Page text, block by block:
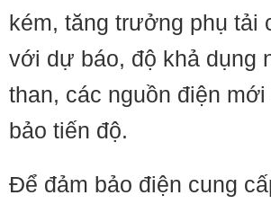
kém, tăng trưởng phụ tải
với dự báo, độ khả dụng
than, các nguồn điện
bảo tiến độ.
Để đảm bảo điện cung